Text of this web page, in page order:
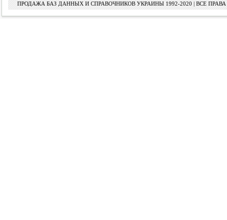
ПРОДАЖА БАЗ ДАННЫХ И СПРАВОЧНИКОВ УКРАИНЫ 1992-2020 | ВСЕ